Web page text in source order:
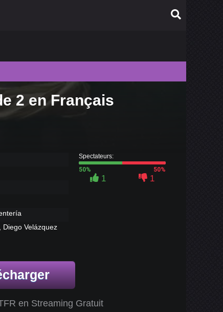
2 en Français
Diego Velázquez
Spectateurs:
50%
50%
1 1
en Streaming Gratuit